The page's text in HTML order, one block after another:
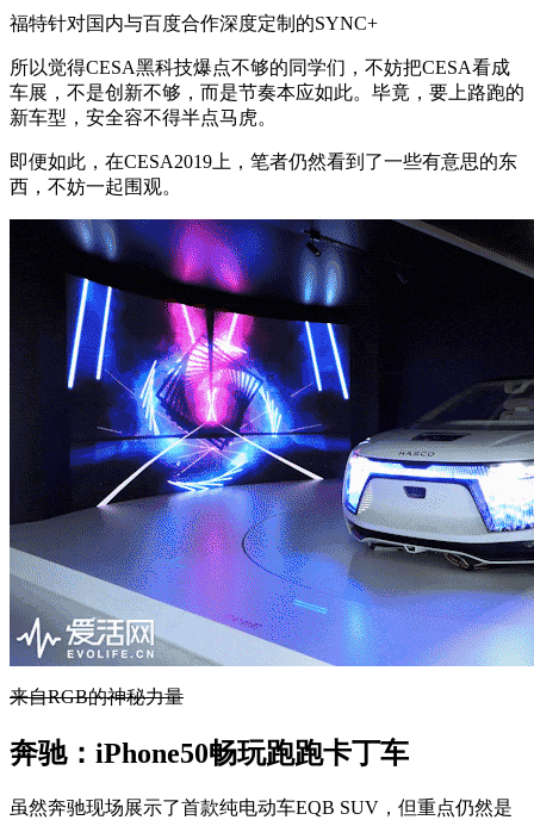
福特针对国内与百度合作深度定制的SYNC+
所以觉得CESA黑科技爆点不够的同学们，不妨把CESA看成
车展，不是创新不够，而是节奏本应如此。毕竟，要上路跑的
新车型，安全容不得半点马虎。
即便如此，在CESA2019上，笔者仍然看到了一些有意思的东
西，不妨一起围观。
来自RGB的神秘力量
奔驰：iPhone50畅玩跑跑卡丁车
虽然奔驰现场展示了首款纯电动车EQB SUV，但重点仍然是